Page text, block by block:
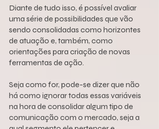
Diante de tudo isso, é possível avaliar
uma série de possibilidades que vão
sendo consolidadas como horizontes
de atuação e, também, como
orientações para criação de novas
ferramentas de ação.
Seja como for, pode-se dizer que não
há como ignorar todas essas variáveis
na hora de consolidar algum tipo de
comunicação com o mercado, seja a